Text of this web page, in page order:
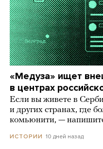
«Медуза» ищет
в центрах
Если вы живете в
и других странах, где
комьюнити, —
ИСТОРИИ 10 дней назад